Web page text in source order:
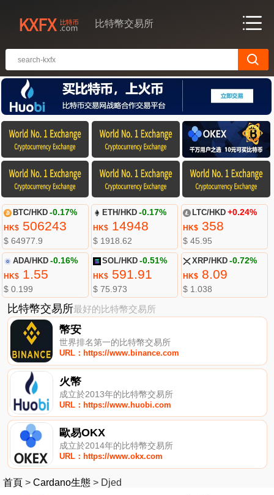
比特幣交易所
BTC/HKD -0.17%
HK$506243
$ 64977.9
ETH/HKD -0.17%
HK$ 14948
$ 1918.62
LTC/HKD +0.24%
HK$358
$ 45.95
ADA/HKD -0.16%
HK$1.55
$ 0.199
SOL/HKD -0.51%
HK$ 591.91
$ 75.973
XRP/HKD -0.72%
HK$8.09
$ 1.038
比特幣交易所最好的比特幣交易所
幣安
世界排名第一的比特幣交易所
URL：https://www.binance.com
火幣
成立於2013年的比特幣交易所
URL：https://www.huobi.com
歐易OKX
成立於2014年的比特幣交易所
URL：https://www.okx.com
首頁 > Cardano生態 > Djed